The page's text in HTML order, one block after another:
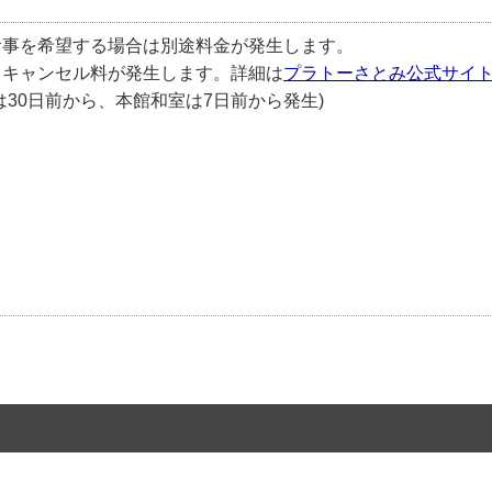
を希望する場合は別途料金が発生します。
ャンセル料が発生します。詳細はプラトーさとみ公式サイト
日前から、本館和室は7日前から発生)